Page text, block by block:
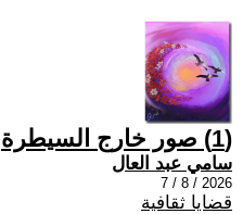
(1) صور خارج السيطرة
سامي عبد العال
2026 / 8 / 7
قضايا ثقافية